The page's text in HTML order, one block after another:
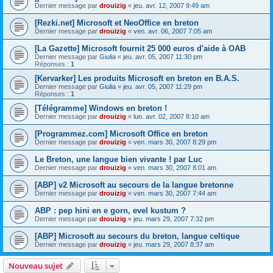
Dernier message par drouizig « jeu. avr. 12, 2007 9:49 am
[Rezki.net] Microsoft et NeoOffice en breton
Dernier message par drouizig « ven. avr. 06, 2007 7:05 am
[La Gazette] Microsoft fournit 25 000 euros d'aide à OAB
Dernier message par Giulia « jeu. avr. 05, 2007 11:30 pm
Réponses : 1
[Kervarker] Les produits Microsoft en breton en B.A.S.
Dernier message par Giulia « jeu. avr. 05, 2007 11:29 pm
Réponses : 1
[Télégramme] Windows en breton !
Dernier message par drouizig « lun. avr. 02, 2007 8:10 am
[Programmez.com] Microsoft Office en breton
Dernier message par drouizig « ven. mars 30, 2007 8:29 pm
Le Breton, une langue bien vivante ! par Luc
Dernier message par drouizig « ven. mars 30, 2007 8:01 am
[ABP] v2 Microsoft au secours de la langue bretonne
Dernier message par drouizig « ven. mars 30, 2007 7:44 am
ABP : pep hini en e gorn, evel kustum ?
Dernier message par drouizig « jeu. mars 29, 2007 7:32 pm
[ABP] Microsoft au secours du breton, langue celtique
Dernier message par drouizig « jeu. mars 29, 2007 8:37 am
Nouveau sujet